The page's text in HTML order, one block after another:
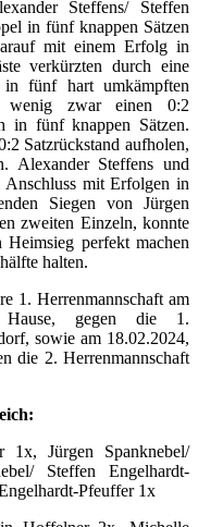
Steffens/ Steffen
in fünf knappen Sätzen
mit einem Erfolg in
verkürzten durch eine
fünf hart umkämpften
wenig zwar einen 0:2
in fünf knappen Sätzen.
Satzrückstand aufholen,
Alexander Steffens und
Anschluss mit Erfolgen in
Siegen von Jürgen
zweiten Einzeln, konnte
perfekt machen
halten.
1. Herrenmannschaft am
gegen die 1.
sowie am 18.02.2024,
die 2. Herrenmannschaft
Jürgen Spanknebel/
Steffen Engelhardt-
Pfeuffer 1x